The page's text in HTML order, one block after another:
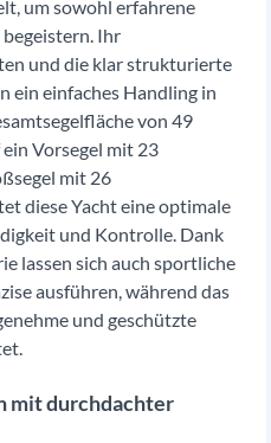
um sowohl erfahrene
begeistern. Ihr
und die klar strukturierte
ein einfaches Handling in
von 49
Vorsegel mit 23
mit 26
diese Yacht eine optimale
und Kontrolle. Dank
lassen sich auch sportliche
ausführen, während das
und geschützte
mit durchdachter